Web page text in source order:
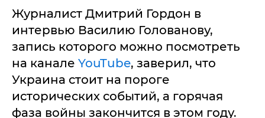
Журналист Дмитрий Гордон в
интервью Василию Голованову,
запись которого можно посмотреть
на канале YouTube, заверил, что
Украина стоит на пороге
исторических событий, а горячая
фаза войны закончится в этом году.